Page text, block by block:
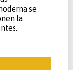
se
la